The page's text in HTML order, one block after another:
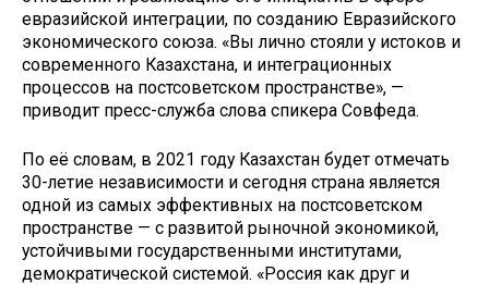
евразийской интеграции, по созданию Евразийского
экономического союза. «Вы лично стояли у истоков и
современного Казахстана, и интеграционных
процессов на постсоветском пространстве», —
приводит пресс-служба слова спикера Совфеда.
По её словам, в 2021 году Казахстан будет отмечать
30-летие независимости и сегодня страна является
одной из самых эффективных на постсоветском
пространстве — с развитой рыночной экономикой,
устойчивыми государственными институтами,
демократической системой. «Россия как друг и